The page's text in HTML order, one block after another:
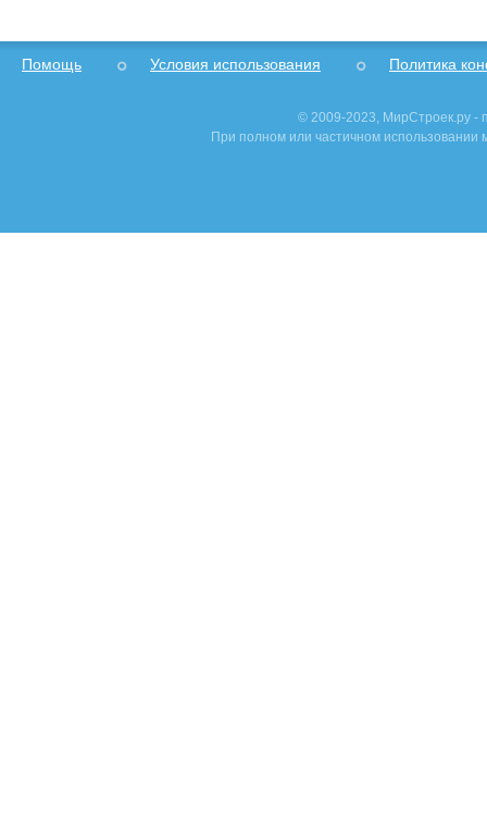
Помощь Условия использования Политика
© 2009-2023, МирСтроек.ру -
При полном или частичном использовании